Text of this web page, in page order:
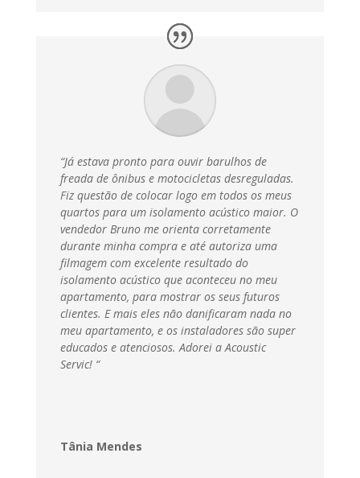
“Já estava pronto para ouvir barulhos de
freada de ônibus e motocicletas desreguladas.
Fiz questão de colocar logo em todos os meus
quartos para um isolamento acústico maior. O
vendedor Bruno me orienta corretamente
durante minha compra e até autoriza uma
filmagem com excelente resultado do
isolamento acústico que aconteceu no meu
apartamento, para mostrar os seus futuros
clientes. E mais eles não danificaram nada no
meu apartamento, e os instaladores são super
educados e atenciosos. Adorei a Acoustic
Servic! “
Tânia Mendes